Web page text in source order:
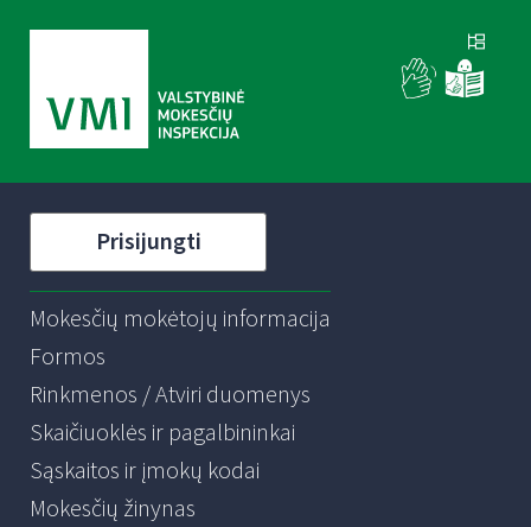
Prisijungti
Mokesčių mokėtojų informacija
Formos
Rinkmenos / Atviri duomenys
Skaičiuoklės ir pagalbininkai
Sąskaitos ir įmokų kodai
Mokesčių žinynas